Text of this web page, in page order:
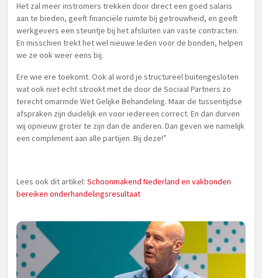
Het zal meer instromers trekken door direct een goed salaris
aan te bieden, geeft financiële ruimte bij getrouwheid, en geeft
werkgevers een steuntje bij het afsluiten van vaste contracten.
En misschien trekt het wel nieuwe leden voor de bonden, helpen
we ze ook weer eens bij.
Ere wie ere toekomt. Ook al word je structureel buitengesloten
wat ook niet echt strookt met de door de Sociaal Partners zo
terecht omarmde Wet Gelijke Behandeling. Maar de tussentijdse
afspraken zijn duidelijk en voor iedereen correct. En dan durven
wij opnieuw groter te zijn dan de anderen. Dan geven we namelijk
een compliment aan alle partijen. Bij deze!”
Lees ook dit artikel: Schoonmakend Nederland en vakbonden
bereiken onderhandelingsresultaat